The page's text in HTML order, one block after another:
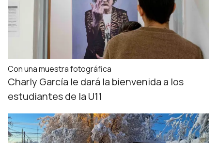
Con una muestra fotográfica
Charly García le dará la bienvenida a los
estudiantes de la U11